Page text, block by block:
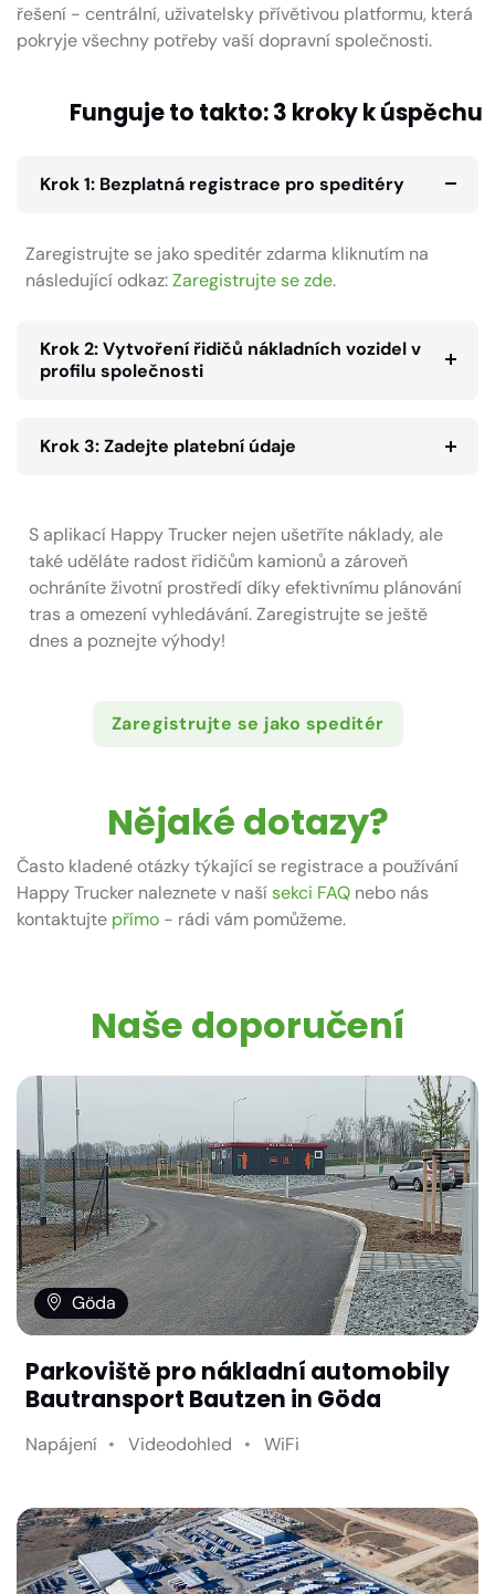
řešení - centrální, uživatelsky přívětivou platformu, která
pokryje všechny potřeby vaší dopravní společnosti.
Funguje to takto: 3 kroky k úspěchu
Krok 1: Bezplatná registrace pro speditéry
Zaregistrujte se jako speditér zdarma kliknutím na
následující odkaz:Zaregistrujte se zde.
Krok 2: Vytvoření řidičů nákladních vozidel v
profilu společnosti
Krok 3: Zadejte platební údaje
S aplikací Happy Trucker nejen ušetříte náklady, ale
také uděláte radost řidičům kamionů a zároveň
ochráníte životní prostředí díky efektivnímu plánování
tras a omezení vyhledávání. Zaregistrujte se ještě
dnes a poznejte výhody!
Zaregistrujte se jako speditér
Nějaké dotazy?
Často kladené otázky týkající se registrace a používání
Happy Trucker naleznete v našísekci FAQ nebo nás
kontaktujte přímo - rádi vám pomůžeme.
Naše doporučení
Göda
Parkoviště pro nákladní automobily
Bautransport Bautzen in Göda
Napájení Videodohled WiFi